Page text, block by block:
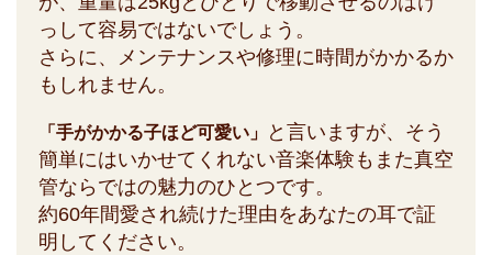
っして容易ではないでしょう。
さらに、メンテナンスや修理に時間がかかるか
もしれません。
「手がかかる子ほど可愛い」
と言いますが、そう
簡単にはいかせてくれない音楽体験もまた真空
管ならではの魅力のひとつです。
約60年間愛され続けた理由をあなたの耳で証
明してください。